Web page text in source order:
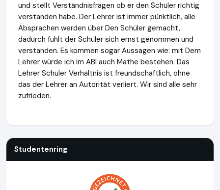
und stellt Verständnisfragen ob er den Schüler richtig
verstanden habe. Der Lehrer ist immer pünktlich, alle
Absprachen werden über Den Schüler gemacht,
dadurch fühlt der Schüler sich ernst genommen und
verstanden. Es kommen sogar Aussagen wie: mit Dem
Lehrer würde ich im ABI auch Mathe bestehen. Das
Lehrer Schüler Verhältnis ist freundschaftlich, ohne
das der Lehrer an Autorität verliert. Wir sind alle sehr
zufrieden.
Studentenring